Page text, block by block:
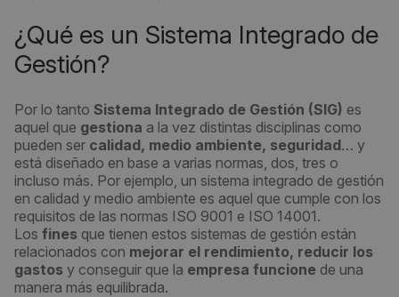
¿Qué es un Sistema Integrado de
Gestión?
Por lo tanto Sistema Integrado de Gestión (SIG) es
aquel que gestiona a la vez distintas disciplinas como
pueden ser calidad, medio ambiente, seguridad… y
está diseñado en base a varias normas, dos, tres o
incluso más. Por ejemplo, un sistema integrado de gestión
en calidad y medio ambiente es aquel que cumple con los
requisitos de las normas ISO 9001 e ISO 14001.
Los fines que tienen estos sistemas de gestión están
relacionados con mejorar el rendimiento, reducir los
gastos y conseguir que la empresa funcione de una
manera más equilibrada.